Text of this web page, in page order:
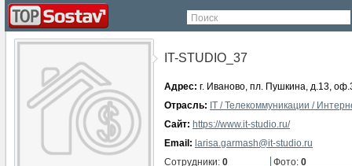
Поиск
IT-STUDIO_37
Адрес: г. Иваново, пл. Пушкина, д.13,
Отрасль: IT / Телекоммуникации /
Сайт: https://www.it-studio.ru/
Email: larisa.garmash@it-studio.ru
Сотрудники: 0 Фото: 0